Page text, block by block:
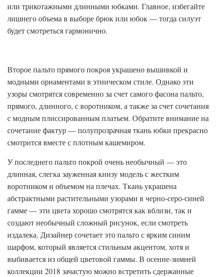
или трикотажными длинными юбками. Главное, избегайте
лишнего объема в выборе брюк или юбок — тогда силуэт
будет смотреться гармонично.
Второе пальто прямого покроя украшено вышивкой и
модными орнаментами в этническом стиле. Однако эти
узоры смотрятся современно за счет самого фасона пальто,
прямого, длинного, с воротником, а также за счет сочетания
с модным плиссированным платьем. Обратите внимание на
сочетание фактур — полупрозрачная ткань юбки прекрасно
смотрится вместе с плотным кашемиром.
У последнего пальто покрой очень необычный — это
длинная, слегка зауженная книзу модель с жестким
воротником и объемом на плечах. Ткань украшена
абстрактными растительными узорами в черно-серо-синей
гамме — эти цвета хорошо смотрятся как вблизи, так и
создают необычный сложный рисунок, если смотреть
издалека. Дизайнер сочетает это пальто с ярким синим
шарфом, который является стильным акцентом, хотя и
выбивается из общей цветовой гаммы. В осенне-зимней
коллекции 2018 зачастую можно встретить сдержанные